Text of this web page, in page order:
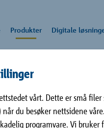
vårt. Dette er små
du besøker nettsidene
programvare. Vi
Produkter Digitale
Alle
AS
og
Tel: